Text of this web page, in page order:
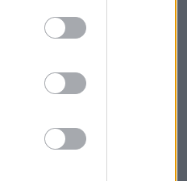
podem
motocross